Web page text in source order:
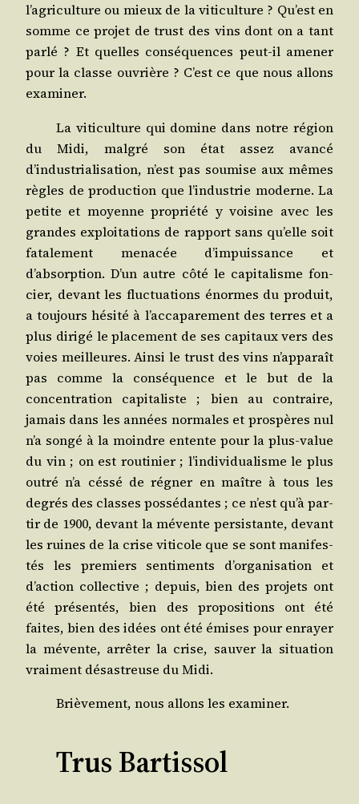
l’agriculture ou mieux de la viti­cul­ture ? Qu’est en
somme ce pro­jet de trust des vins dont on a tant
par­lé ? Et quelles consé­quences peut-il ame­ner
pour la classe ouvrière ? C’est ce que nous allons
examiner.
La viti­cul­ture qui domine dans notre région
du Midi, mal­gré son état assez avan­cé
d’industrialisation, n’est pas sou­mise aux mêmes
règles de pro­duc­tion que l’industrie moderne. La
petite et moyenne pro­prié­té y voi­sine avec les
grandes exploi­ta­tions de rap­port sans qu’elle soit
fata­le­ment mena­cée d’impuissance et
d’absorption. D’un autre côté le capi­ta­lisme fon­
cier, devant les fluc­tua­tions énormes du pro­duit,
a tou­jours hési­té à l’accaparement des terres et a
plus diri­gé le pla­ce­ment de ses capi­taux vers des
voies meilleures. Ain­si le trust des vins n’apparaît
pas comme la consé­quence et le but de la
concen­tra­tion capi­ta­liste ; bien au contraire,
jamais dans les années nor­males et pros­pères nul
n’a son­gé à la moindre entente pour la plus-value
du vin ; on est rou­ti­nier ; l’individualisme le plus
outré n’a cés­sé de régner en maître à tous les
degrés des classes pos­sé­dantes ; ce n’est qu’à par­
tir de 1900, devant la mévente per­sis­tante, devant
les ruines de la crise viti­cole que se sont mani­fes­
tés les pre­miers sen­ti­ments d’organisation et
d’action col­lec­tive ; depuis, bien des pro­jets ont
été pré­sen­tés, bien des pro­po­si­tions ont été
faites, bien des idées ont été émises pour enrayer
la mévente, arrê­ter la crise, sau­ver la situa­tion
vrai­ment désas­treuse du Midi.
Briè­ve­ment, nous allons les examiner.
Trus Bartissol